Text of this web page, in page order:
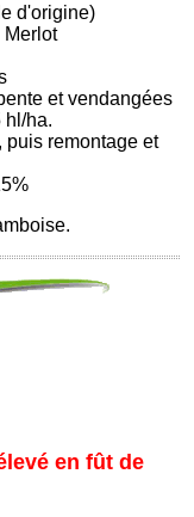
d'origine)
et vendangées
hl/ha.
remontage et
en fût de